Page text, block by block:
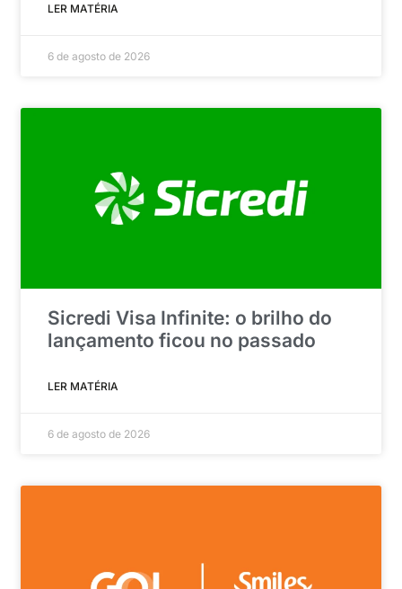
LER MATÉRIA
6 de agosto de 2026
Sicredi Visa Infinite: o brilho do
lançamento ficou no passado
LER MATÉRIA
6 de agosto de 2026